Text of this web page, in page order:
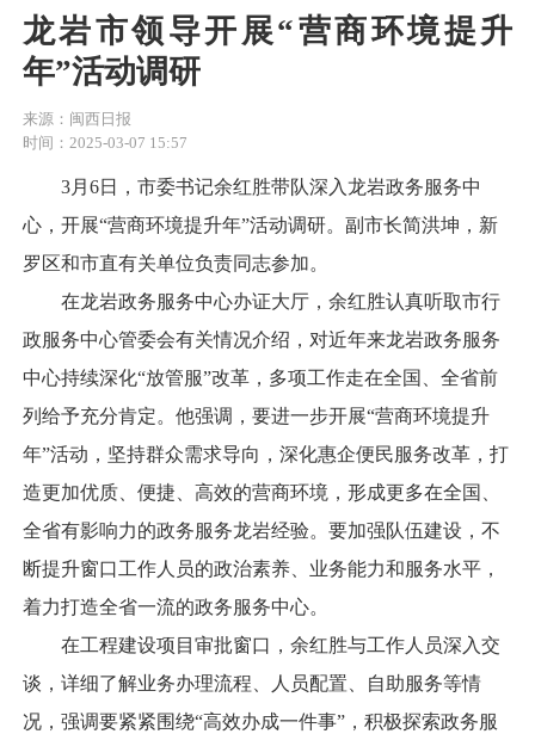
龙岩市领导开展“营商环境提升
年”活动调研
来源：闽西日报
时间：2025-03-07 15:57
3月6日，市委书记余红胜带队深入龙岩政务服务中
心，开展“营商环境提升年”活动调研。副市长简洪坤，新
罗区和市直有关单位负责同志参加。
在龙岩政务服务中心办证大厅，余红胜认真听取市行
政服务中心管委会有关情况介绍，对近年来龙岩政务服务
中心持续深化“放管服”改革，多项工作走在全国、全省前
列给予充分肯定。他强调，要进一步开展“营商环境提升
年”活动，坚持群众需求导向，深化惠企便民服务改革，打
造更加优质、便捷、高效的营商环境，形成更多在全国、
全省有影响力的政务服务龙岩经验。要加强队伍建设，不
断提升窗口工作人员的政治素养、业务能力和服务水平，
着力打造全省一流的政务服务中心。
在工程建设项目审批窗口，余红胜与工作人员深入交
谈，详细了解业务办理流程、人员配置、自助服务等情
况，强调要紧紧围绕“高效办成一件事”，积极探索政务服